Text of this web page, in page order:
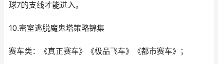
球7的支线才能进入。
10.密室逃脱魔鬼塔策略锦集
赛车类：《真正赛车》《极品飞车》《都市赛车》；